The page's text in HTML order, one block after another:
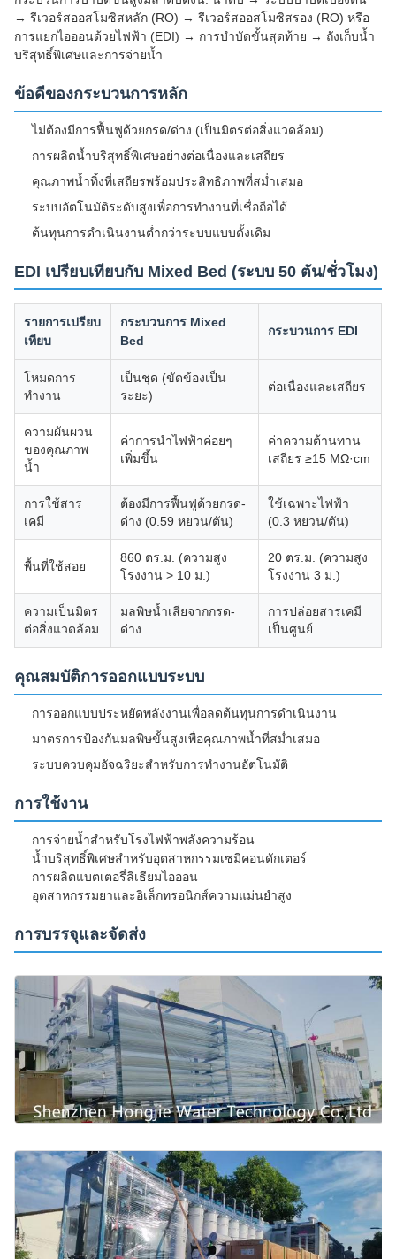
→ รีเวอร์สออสโมซิสหลัก (RO) → รีเวอร์สออสโมซิสรอง (RO) หรือ
การแยกไอออนด้วยไฟฟ้า (EDI) → การบำบัดขั้นสุดท้าย → ถังเก็บน้ำ
บริสุทธิ์พิเศษและการจ่ายน้ำ
ข้อดีของกระบวนการหลัก
ไม่ต้องมีการฟื้นฟูด้วยกรด/ด่าง (เป็นมิตรต่อสิ่งแวดล้อม)
การผลิตน้ำบริสุทธิ์พิเศษอย่างต่อเนื่องและเสถียร
คุณภาพน้ำทิ้งที่เสถียรพร้อมประสิทธิภาพที่สม่ำเสมอ
ระบบอัตโนมัติระดับสูงเพื่อการทำงานที่เชื่อถือได้
ต้นทุนการดำเนินงานต่ำกว่าระบบแบบดั้งเดิม
EDI เปรียบเทียบกับ Mixed Bed (ระบบ 50 ตัน/ชั่วโมง)
รายการเปรียบ
เทียบ
กระบวนการ Mixed
Bed
กระบวนการ EDI
โหมดการ
ทำงาน
เป็นชุด (ขัดข้องเป็น
ระยะ)
ต่อเนื่องและเสถียร
ความผันผวน
ของคุณภาพ
น้ำ
ค่าการนำไฟฟ้าค่อยๆ
เพิ่มขึ้น
ค่าความต้านทาน
เสถียร ≥15 MΩ·cm
การใช้สาร
เคมี
ต้องมีการฟื้นฟูด้วยกรด-
ด่าง (0.59 หยวน/ตัน)
ใช้เฉพาะไฟฟ้า
(0.3 หยวน/ตัน)
พื้นที่ใช้สอย
860 ตร.ม. (ความสูง
โรงงาน > 10 ม.)
20 ตร.ม. (ความสูง
โรงงาน 3 ม.)
ความเป็นมิตร
ต่อสิ่งแวดล้อม
มลพิษน้ำเสียจากกรด-
ด่าง
การปล่อยสารเคมี
เป็นศูนย์
คุณสมบัติการออกแบบระบบ
การออกแบบประหยัดพลังงานเพื่อลดต้นทุนการดำเนินงาน
มาตรการป้องกันมลพิษขั้นสูงเพื่อคุณภาพน้ำที่สม่ำเสมอ
ระบบควบคุมอัจฉริยะสำหรับการทำงานอัตโนมัติ
การใช้งาน
การจ่ายน้ำสำหรับโรงไฟฟ้าพลังความร้อน
น้ำบริสุทธิ์พิเศษสำหรับอุตสาหกรรมเซมิคอนดักเตอร์
การผลิตแบตเตอรี่ลิเธียมไอออน
อุตสาหกรรมยาและอิเล็กทรอนิกส์ความแม่นยำสูง
การบรรจุและจัดส่ง